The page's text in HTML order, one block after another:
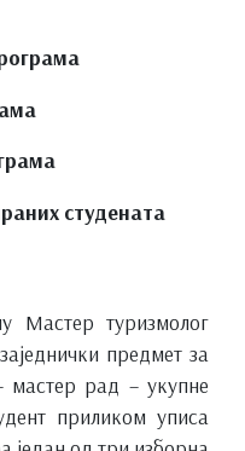
студената
Мастер туризмолог
предмет за
рад – укупне
приликом уписа